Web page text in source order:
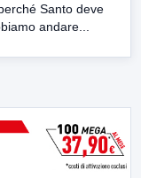
Santo deve
andare...